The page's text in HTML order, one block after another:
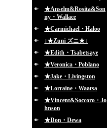
★Anselm&Rosita&Son
ny・Wallace
★Carmichael・Haloo
↓★Zuni ズニ★↓
★Edith・Tsabetsaye
★Veronica・Poblano
★Jake・Livingston
★Lorraine・Waatsa
★Vincent&Soccoro・Jo
hnson
★Don・Dewa